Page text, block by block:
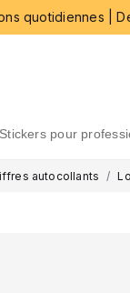
quotidiennes |
stickers pour
autocollants